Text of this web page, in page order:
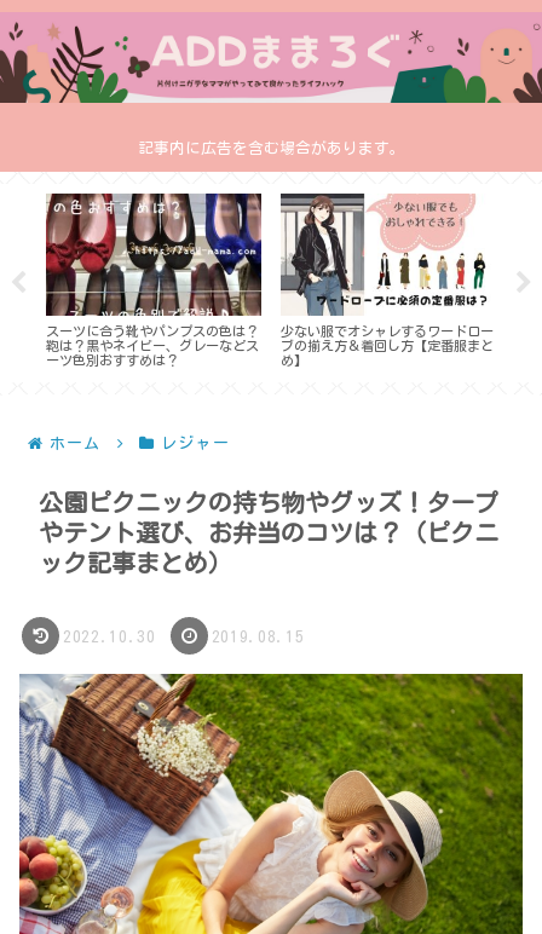
記事内に広告を含む場合があります。
スーツに合う靴やパンプスの色は？
鞄は？黒やネイビー、グレーなどス
ーツ色別おすすめは？
少ない服でオシャレするワードロー
ブの揃え方＆着回し方【定番服まと
め】
ホーム レジャー
公園ピクニックの持ち物やグッズ！タープ
やテント選び、お弁当のコツは？（ピクニ
ック記事まとめ）
2022.10.30 2019.08.15